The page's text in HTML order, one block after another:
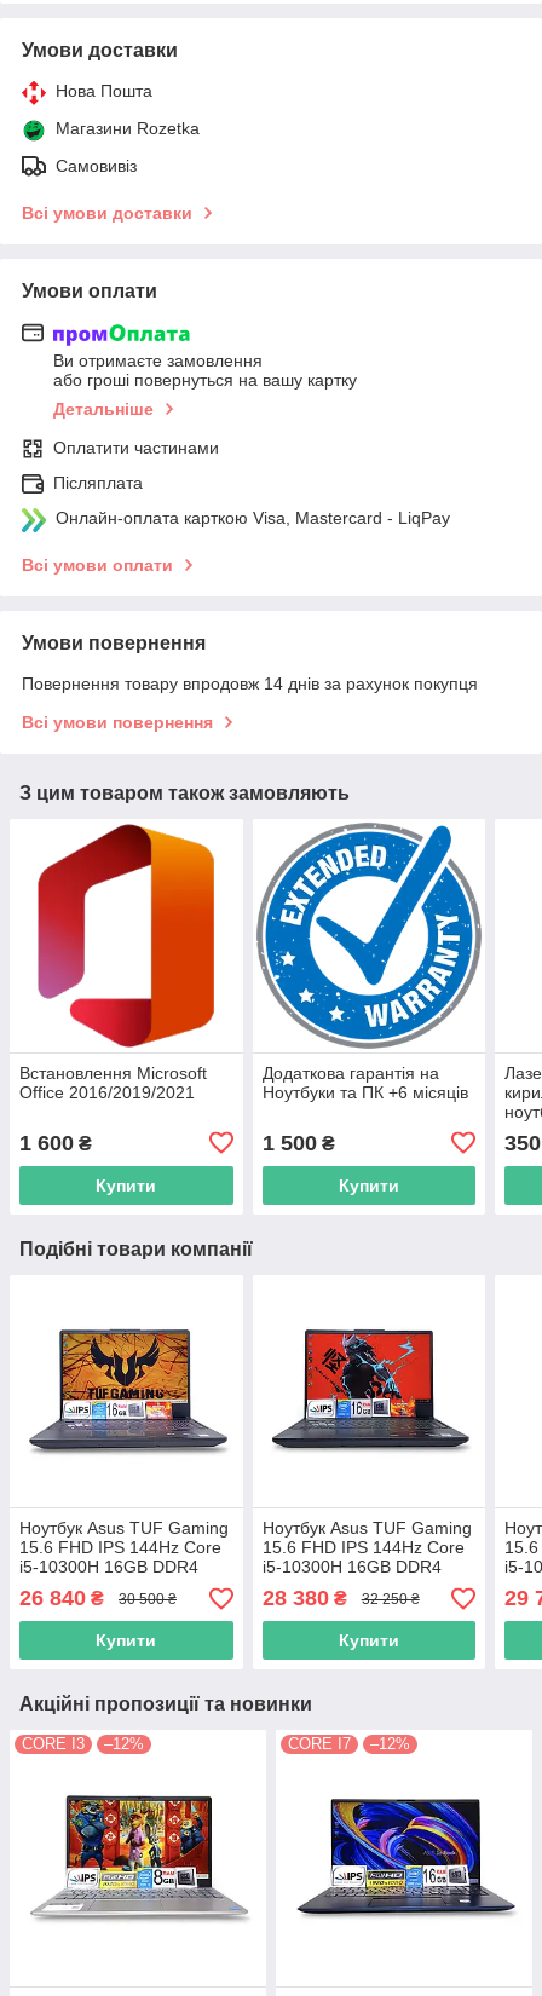
Умови доставки
Нова Пошта
Магазини Rozetka
Самовивіз
Всі умови доставки
Умови оплати
Ви отримаєте замовлення
або гроші повернуться на вашу картку
Детальніше
Оплатити частинами
Післяплата
Онлайн-оплата карткою Visa, Mastercard - LiqPay
Всі умови оплати
Умови повернення
Повернення товару впродовж 14 днів за рахунок покупця
Всі умови повернення
З цим товаром також замовляють
Встановлення Microsoft
Office 2016/2019/2021
1 600 ₴
Купити
Додаткова гарантія на
Ноутбуки та ПК +6 місяців
1 500₴
Купити
350
Подібні товари компанії
Ноутбук Asus TUF Gaming
15.6 FHD IPS 144Hz Core
i5-10300H 16GB DDR4
SSD512GB Nvidia
GTX1650 4GB
26 840 ₴ 30 500 ₴
Купити
Ноутбук Asus TUF Gaming
15.6 FHD IPS 144Hz Core
i5-10300H 16GB DDR4
SSD512GB Nvidia
GTX1650 4GB
28 380₴ 32 250 ₴
Купити
i5-
29
Акційні пропозиції та новинки
CORE I3 –12% CORE I7 –12%